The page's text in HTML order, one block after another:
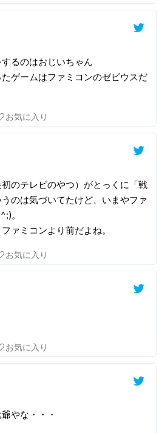
るのはおじいちゃん
ゲームはファミコンのゼビウスだ
お気に入り
初のテレビのやつ）がとっくに「戦
のは気づいてたけど、いまやファ
。
ァミコンより前だよね。
お気に入り
お気に入り
やな・・・